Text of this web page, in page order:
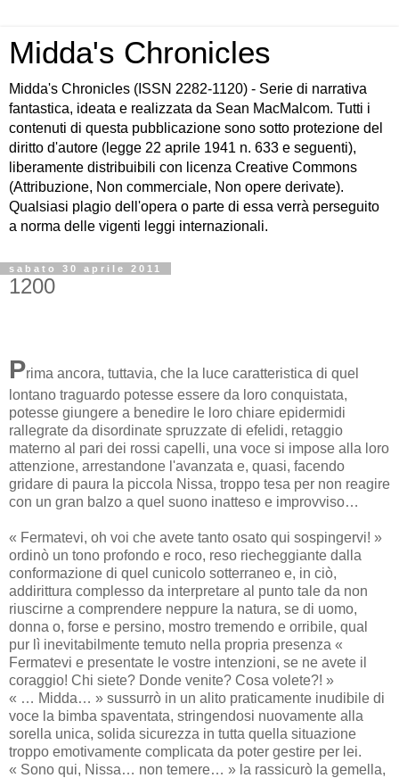
Midda's Chronicles
Midda's Chronicles (ISSN 2282-1120) - Serie di narrativa
fantastica, ideata e realizzata da Sean MacMalcom. Tutti i
contenuti di questa pubblicazione sono sotto protezione del
diritto d'autore (legge 22 aprile 1941 n. 633 e seguenti),
liberamente distribuibili con licenza Creative Commons
(Attribuzione, Non commerciale, Non opere derivate).
Qualsiasi plagio dell'opera o parte di essa verrà perseguito
a norma delle vigenti leggi internazionali.
sabato 30 aprile 2011
1200
Prima ancora, tuttavia, che la luce caratteristica di quel
lontano traguardo potesse essere da loro conquistata,
potesse giungere a benedire le loro chiare epidermidi
rallegrate da disordinate spruzzate di efelidi, retaggio
materno al pari dei rossi capelli, una voce si impose alla loro
attenzione, arrestandone l'avanzata e, quasi, facendo
gridare di paura la piccola Nissa, troppo tesa per non reagire
con un gran balzo a quel suono inatteso e improvviso…
« Fermatevi, oh voi che avete tanto osato qui sospingervi! »
ordinò un tono profondo e roco, reso riecheggiante dalla
conformazione di quel cunicolo sotterraneo e, in ciò,
addirittura complesso da interpretare al punto tale da non
riuscirne a comprendere neppure la natura, se di uomo,
donna o, forse e persino, mostro tremendo e orribile, qual
pur lì inevitabilmente temuto nella propria presenza «
Fermatevi e presentate le vostre intenzioni, se ne avete il
coraggio! Chi siete? Donde venite? Cosa volete?! »
« … Midda… » sussurrò in un alito praticamente inudibile di
voce la bimba spaventata, stringendosi nuovamente alla
sorella unica, solida sicurezza in tutta quella situazione
troppo emotivamente complicata da poter gestire per lei.
« Sono qui, Nissa… non temere… » la rassicurò la gemella,